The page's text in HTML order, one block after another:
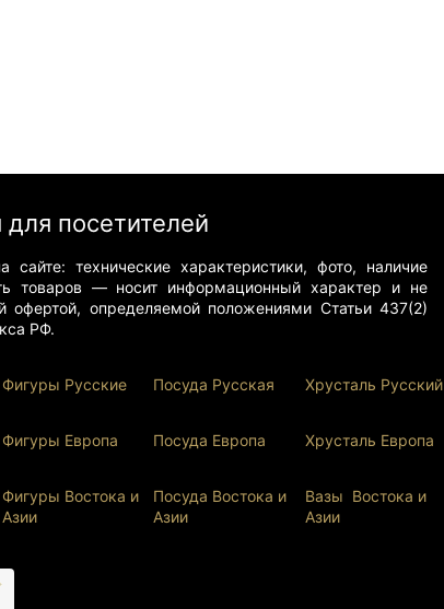
посетителей
сайте: технические характеристики, фото, наличие
товаров — носит информационный характер и не
офертой, определяемой положениями Статьи 437(2)
РФ.
Фигуры Русские Посуда Русская Хрусталь Русский
Фигуры Европа Посуда Европа Хрусталь Европа
Фигуры Востока и
Азии
Посуда Востока и
Азии
Вазы Востока и
Азии